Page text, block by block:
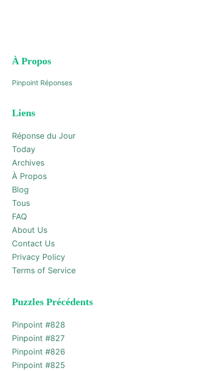
À Propos
Pinpoint Réponses
Liens
Réponse du Jour
Today
Archives
À Propos
Blog
Tous
FAQ
About Us
Contact Us
Privacy Policy
Terms of Service
Puzzles Précédents
Pinpoint #828
Pinpoint #827
Pinpoint #826
Pinpoint #825